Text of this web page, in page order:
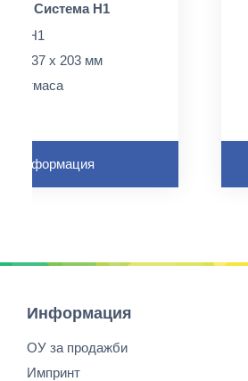
Система H1
H1
x 337 x 203 мм
информация
Информация
ОУ за продажби
Импринт